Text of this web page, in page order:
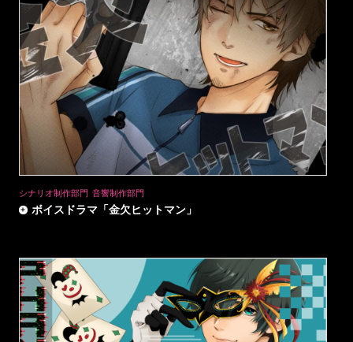
シナリオ制作部門 音響制作部門
ボイスドラマ「金欠ヒットマン」
WORKS
PROJECT
CONTACT
To Business To Customer
NEWS